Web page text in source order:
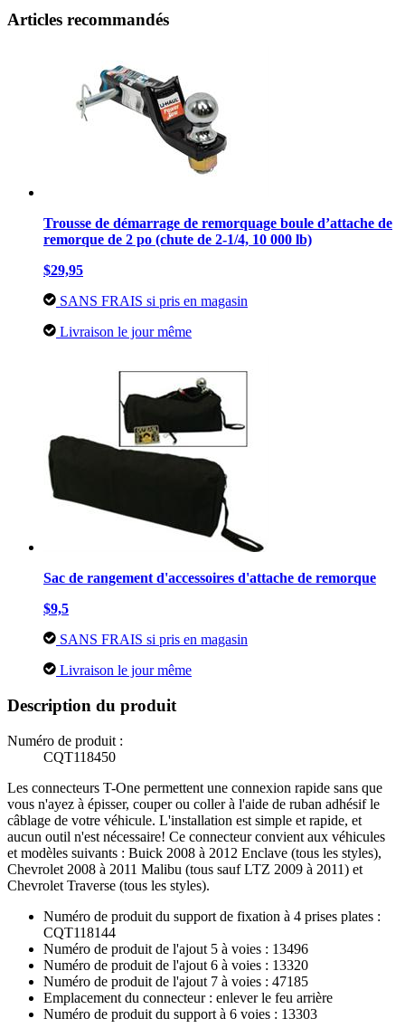
Articles recommandés
Trousse de démarrage de remorquage boule d’attache de
remorque de 2 po (chute de 2-1/4, 10 000 lb)
$29,95
SANS FRAIS si pris en magasin
Livraison le jour même
Sac de rangement d'accessoires d'attache de remorque
$9,5
SANS FRAIS si pris en magasin
Livraison le jour même
Description du produit
Numéro de produit :
CQT118450
Les connecteurs T-One permettent une connexion rapide sans que
vous n'ayez à épisser, couper ou coller à l'aide de ruban adhésif le
câblage de votre véhicule. L'installation est simple et rapide, et
aucun outil n'est nécessaire! Ce connecteur convient aux véhicules
et modèles suivants : Buick 2008 à 2012 Enclave (tous les styles),
Chevrolet 2008 à 2011 Malibu (tous sauf LTZ 2009 à 2011) et
Chevrolet Traverse (tous les styles).
Numéro de produit du support de fixation à 4 prises plates :
CQT118144
Numéro de produit de l'ajout 5 à voies : 13496
Numéro de produit de l'ajout 6 à voies : 13320
Numéro de produit de l'ajout 7 à voies : 47185
Emplacement du connecteur : enlever le feu arrière
Numéro de produit du support à 6 voies : 13303